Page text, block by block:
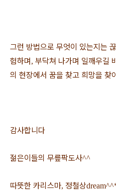
그런 방법으로 무엇이 있는지는
험하며, 부닥쳐 나가며 일깨우길
의 현장에서 꿈을 찾고 희망을 찾
감사합니다
젊은이들의 무릎팍도사^^
따뜻한 카리스마, 정철상